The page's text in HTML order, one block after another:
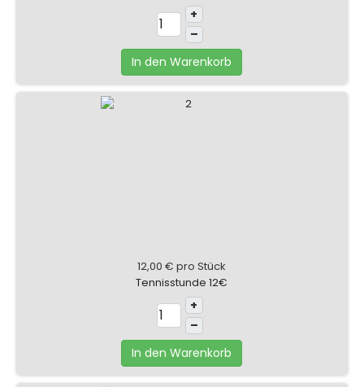
+
–
In den Warenkorb
12,00 € pro Stück
Tennisstunde 12€
+
–
In den Warenkorb